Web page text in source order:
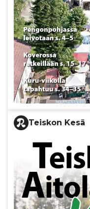
Teiskon Kesä